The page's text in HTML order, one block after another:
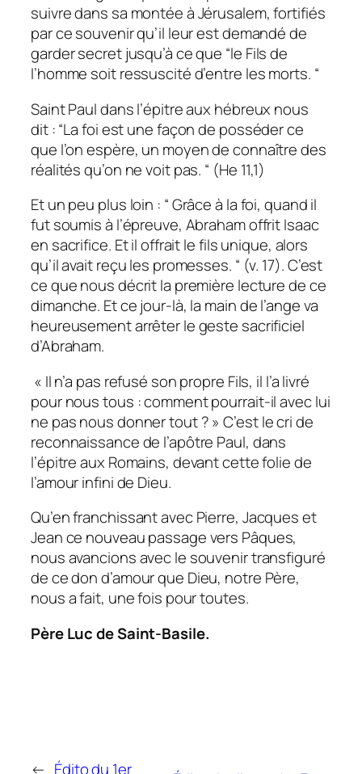
suivre dans sa montée à Jérusalem, fortifiés
par ce souvenir qu’il leur est demandé de
garder secret jusqu’à ce que “le Fils de
l’homme soit ressuscité d’entre les morts. “
Saint Paul dans l’épitre aux hébreux nous
dit :“La foi est une façon de posséder ce
que l’on espère, un moyen de connaître des
réalités qu’on ne voit pas. “ (He 11,1)
Et un peu plus loin : “Grâce à la foi, quand il
fut soumis à l’épreuve, Abraham offrit Isaac
en sacrifice. Et il offrait le fils unique, alors
qu’il avait reçu les promesses. “ (v. 17).C’est
ce que nous décrit la première lecture de ce
dimanche. Et ce jour-là, la main de l’ange va
heureusement arrêter le geste sacrificiel
d’Abraham.
« Il n’a pas refusé son propre Fils, il l’a livré
pour nous tous : comment pourrait-il avec lui
ne pas nous donner tout ? »C’est le cri de
reconnaissance de l’apôtre Paul, dans
l’épitre aux Romains, devant cette folie de
l’amour infini de Dieu.
Qu’en franchissant avec Pierre, Jacques et
Jean ce nouveau passage vers Pâques,
nous avancions avec le souvenir transfiguré
de ce don d’amour que Dieu, notre Père,
nous a fait, une fois pour toutes.
Père Luc de Saint-Basile.
← Édito du 1er